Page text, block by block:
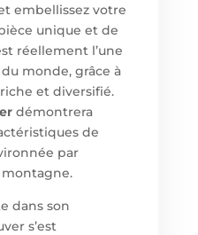
embellissez votre
unique et de
réellement l’une
monde, grâce à
et diversifié.
démontrera
de
par
montagne.
dans son
s’est